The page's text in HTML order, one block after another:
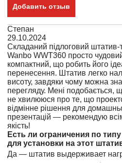
Добавить отзыв
Степан
29.10.2024
Складаний підлоговий
Wanbo WWT360 просто
компактний, що робить його
перенесення. Штатив легко
висоту, завдяки чому можна
перегляду. Мені подобається,
не хвилююся про те, що
відмінне рішення для
презентацій — рекомендую
якість!
Есть ли ограничения по
для установки на этот
Да — штатив выдерживает